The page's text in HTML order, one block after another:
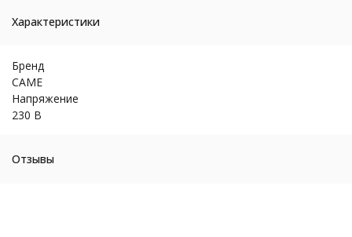
Характеристики
Бренд
CAME
Напряжение
230 В
Отзывы